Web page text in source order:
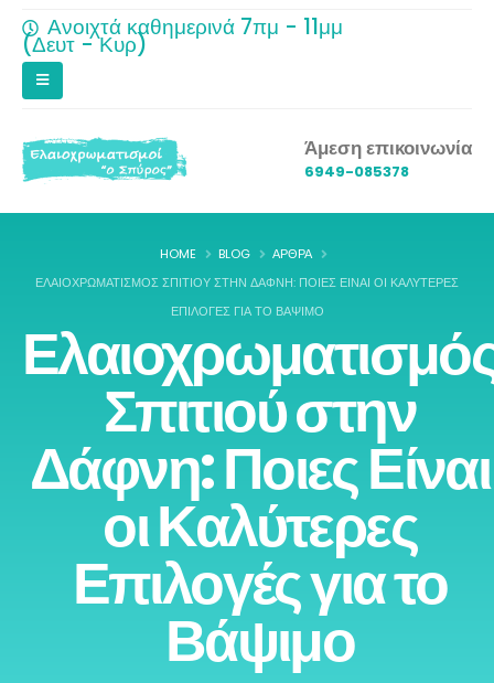
Ανοιχτά καθημερινά 7πμ - 11μμ
(Δευτ - Κυρ)
Άμεση επικοινωνία
6949-085378
HOME BLOG
ΆΡΘΡΑ
ΕΛΑΙΟΧΡΩΜΑΤΙΣΜΌΣ ΣΠΙΤΙΟΎ ΣΤΗΝ ΔΆΦΝΗ: ΠΟΙΕΣ ΕΊΝΑΙ ΟΙ ΚΑΛΎΤΕΡΕΣ
ΕΠΙΛΟΓΈΣ ΓΙΑ ΤΟ ΒΆΨΙΜΟ
Σπιτιού στην
Δάφνη: Ποιες Είναι
οι Καλύτερες
Επιλογές για το
Βάψιμο